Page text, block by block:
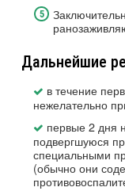
Дальнейшие
в течение
нежелательно
первые 2 дня
подвергшуюся
специальными
(обычно они